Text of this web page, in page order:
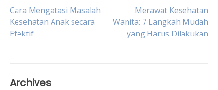
Post
navigation
Cara Mengatasi Masalah
Kesehatan Anak secara
Efektif
Merawat Kesehatan
Wanita: 7 Langkah Mudah
yang Harus Dilakukan
Archives